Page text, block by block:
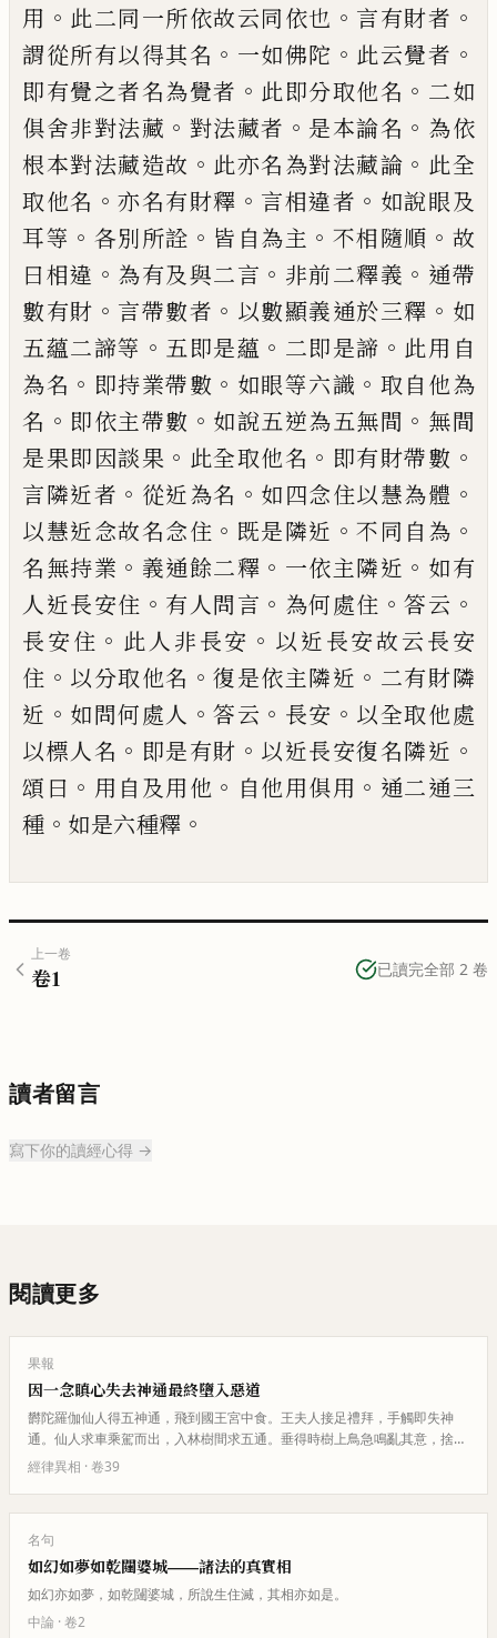
用 。 此二同一所依故云同依也 。 言有財者 。
謂從所有以得其名 。 一如佛陀 。 此云覺者 。
即有覺之者名為覺者 。 此即分取他名 。 二如
俱舍非對法藏 。 對法藏者 。 是本論名 。 為依
根本對法藏造故 。 此亦名為對法藏論 。 此全
取他名 。亦名有財釋 。 言相違者 。 如說眼及
耳等 。 各別所詮 。 皆自為主 。 不相隨順 。 故
曰相違 。 為有及與二言 。 非前二釋義 。 通帶
數有財 。 言帶數者 。 以數顯義通於三釋 。 如
五蘊二諦等 。 五即是蘊 。 二即是諦 。 此用自
為名 。 即持業帶數 。 如眼等六識 。 取自他為
名 。 即依主帶數 。 如說五逆為五無間 。 無間
是果即因談果 。 此全取他名 。 即有財帶數 。
言隣近者 。 從近為名 。 如四念住以慧為體 。
以慧近念故名念住 。 既是隣近 。不同自為 。
名無持業 。 義通餘二釋 。 一依主隣近 。 如有
人近長安住 。 有人問言 。 為何處住 。答云 。
長安住 。 此人非長安 。 以近長安故云長安
住 。 以分取他名 。復是依主隣近 。 二有財隣
近 。 如問何處人 。答云 。 長安 。 以全取他處
以標人名 。 即是有財 。 以近長安復名隣近 。
頌曰 。 用自及用他 。 自他用俱用 。 通二通三
種 。 如是六種釋 。
上一卷
卷1 已讀完全部 2 卷
讀者留言
寫下你的讀經心得 →
閱讀更多
果報
因一念瞋心失去神通最終墮入惡道
欝陀羅伽仙人得五神通，飛到國王宮中食。王夫人接足禮拜，手觸即失神
通。仙人求車乘駕而出，入林樹間求五通。垂得時樹上鳥急鳴亂其意，捨樹
至水邊求定，復聞魚鬪動水聲。仙…
經律異相 · 卷39
名句
如幻如夢如乾闥婆城——諸法的真實相
如幻亦如夢，如乾闥婆城，所說生住滅，其相亦如是。
中論 · 卷2